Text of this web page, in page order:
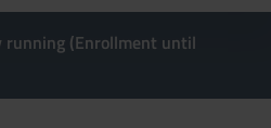
running (Enrollment until